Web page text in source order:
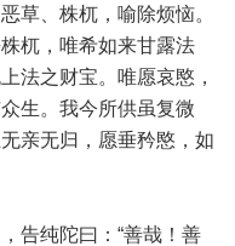
草、株杌，喻除烦恼。
杌，唯希如来甘露法
法之财宝。唯愿哀愍，
生。我今所供虽复微
亲无归，愿垂矜愍，如
告纯陀曰：“善哉！善